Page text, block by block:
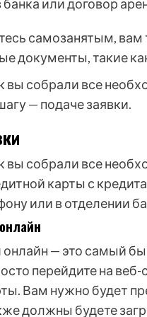
банка или договор
самозанятым,
документы, такие
вы собрали все
— подаче заявки.
вы собрали все
карты с
или в отделении
онлайн — это самый
перейдите на веб-
Вам нужно будет
должны будете